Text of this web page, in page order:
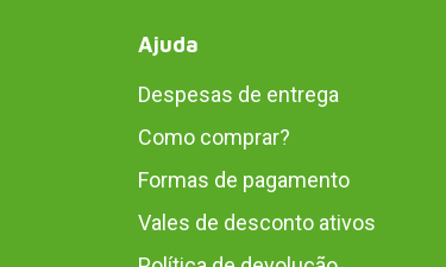
Ajuda
Despesas de entrega
Como comprar?
Formas de pagamento
Vales de desconto ativos